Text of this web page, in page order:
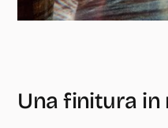
Una finitura in